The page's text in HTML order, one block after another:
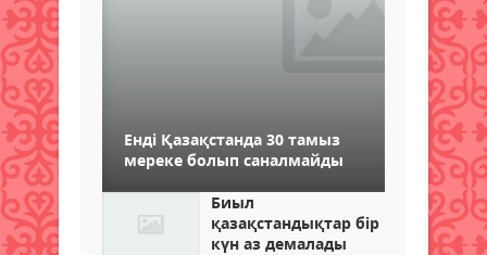
Енді Қазақстанда 30 тамыз
мереке болып саналмайды
Биыл
қазақстандықтар бір
күн аз демалады